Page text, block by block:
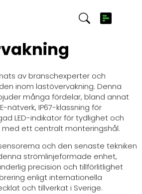
din
av branschexperter och
inom lastövervakning. Denna
många fördelar, bland annat
nätverk, IP67-klassning för
LED-indikator för tydlighet och
ett centralt monteringshål.
och den senaste tekniken
strömlinjeformade enhet,
precision och tillförlitlighet
enligt internationella
och tillverkat i Sverige.